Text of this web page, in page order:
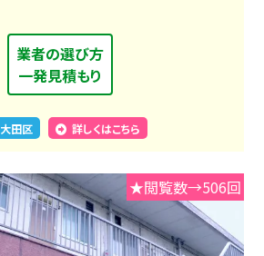
業者の選び方
一発見積もり
大田区 詳しくはこちら
★閲覧数→506回